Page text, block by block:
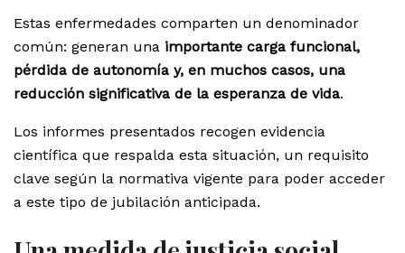
Estas enfermedades comparten un denominador
común: generan una importante carga funcional,
pérdida de autonomía y, en muchos casos, una
reducción significativa de la esperanza de vida.
Los informes presentados recogen evidencia
científica que respalda esta situación, un requisito
clave según la normativa vigente para poder acceder
a este tipo de jubilación anticipada.